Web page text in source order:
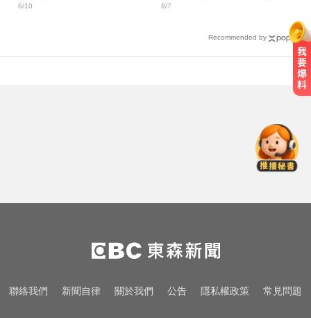
投擊敗新北
6/10
己
8/7
Recommended by
析師：只是剛開始
明年起0~18歲「每月領5千」 賴清
德喊：此時不生待何時
採購疫苗遭詐騙 慈濟委任律師發聲
聯絡我們 新聞自律 關於我們 公告 隱私權政策 常見問題